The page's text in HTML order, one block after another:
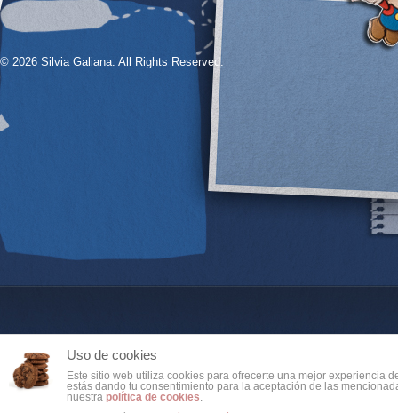
© 2026 Silvia Galiana. All Rights Reserved.
Uso de cookies
Este sitio web utiliza cookies para ofrecerte una mejor experiencia
estás dando tu consentimiento para la aceptación de las
nuestra política de cookies.